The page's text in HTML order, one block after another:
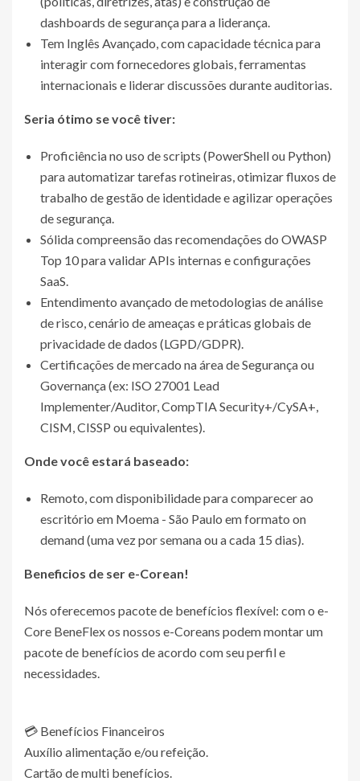
dashboards de segurança para a liderança.
Tem Inglês Avançado, com capacidade técnica para
interagir com fornecedores globais, ferramentas
internacionais e liderar discussões durante auditorias.
Seria ótimo se você tiver:
Proficiência no uso de scripts (PowerShell ou Python)
para automatizar tarefas rotineiras, otimizar fluxos de
trabalho de gestão de identidade e agilizar operações
de segurança.
Sólida compreensão das recomendações do OWASP
Top 10 para validar APIs internas e configurações
SaaS.
Entendimento avançado de metodologias de análise
de risco, cenário de ameaças e práticas globais de
privacidade de dados (LGPD/GDPR).
Certificações de mercado na área de Segurança ou
Governança (ex: ISO 27001 Lead
Implementer/Auditor, CompTIA Security+/CySA+,
CISM, CISSP ou equivalentes).
Onde você estará baseado:
Remoto, com disponibilidade para comparecer ao
escritório em Moema - São Paulo em formato on
demand (uma vez por semana ou a cada 15 dias).
Beneficios de ser e-Corean!
Nós oferecemos pacote de benefícios flexível: com o e-
Core BeneFlex os nossos e-Coreans podem montar um
pacote de benefícios de acordo com seu perfil e
necessidades.
💳 Benefícios Financeiros
Auxílio alimentação e/ou refeição.
Cartão de multi benefícios.